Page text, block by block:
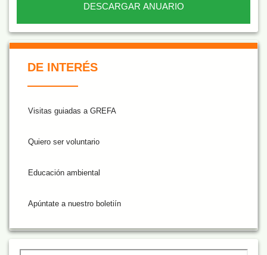
DESCARGAR ANUARIO
De Interés NARANJA
DE INTERÉS
Visitas guiadas a GREFA
Quiero ser voluntario
Educación ambiental
Apúntate a nuestro boletiín